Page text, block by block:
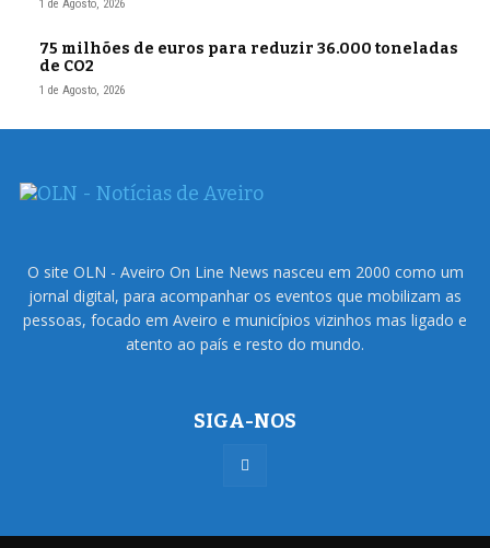
1 de Agosto, 2026
75 milhões de euros para reduzir 36.000 toneladas
de CO2
1 de Agosto, 2026
O site OLN - Aveiro On Line News nasceu em 2000 como um
jornal digital, para acompanhar os eventos que mobilizam as
pessoas, focado em Aveiro e municípios vizinhos mas ligado e
atento ao país e resto do mundo.
SIGA-NOS